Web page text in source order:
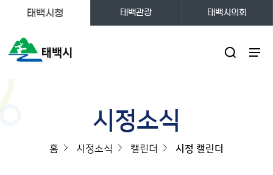
태백시청 태백관광 태백시의회
시정소식
홈 시정소식 캘린더 시정 캘린더